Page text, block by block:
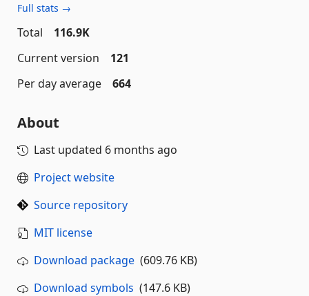
Full stats →
Total
116.9K
Current version
121
Per day average
664
About
Last updated 6 months ago
Project website
Source repository
MIT license
Download package (609.76 KB)
Download symbols (147.6 KB)